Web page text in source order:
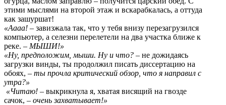
этими мыслями на второй этаж и вскарабкалась, а оттуда
как зашуршат!
«Аааа! – завизжала так, что у тебя внизу перезагрузился
компьютер, а селезни перелетели на два участка ближе к
реке. – МЫШИ!»
«Ну, предположим, мыши. Ну и что? – не дожидаясь
загрузки винды, ты продолжил писать диссертацию на
обоях, – ты прочла критический обзор, что я направил с
утра?»
«Читаю! – выкрикнула я, хватая висящий на гвозде
сачок, – очень захватывает!»